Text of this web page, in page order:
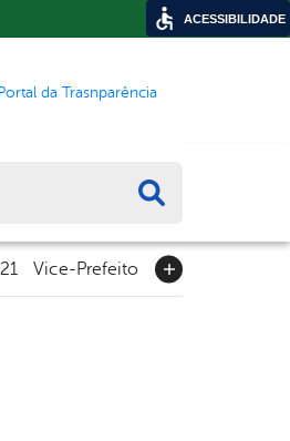
da Trasnparência
Vice-Prefeito
ACESSIBILIDADE